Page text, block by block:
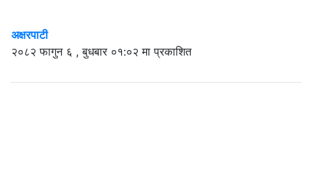
अक्षरपाटी
२०८२ फागुन ६ , बुधबार ०१:०२ मा प्रकाशित